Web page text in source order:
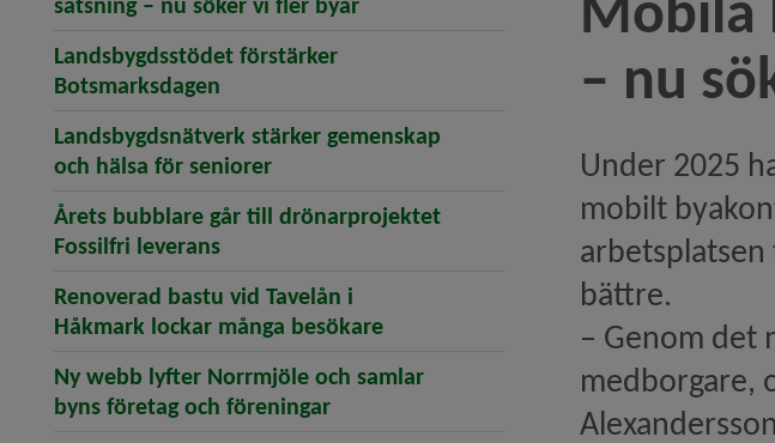
Landsbygdsstödet förstärker
Botsmarksdagen (öppnar artikeln Landsbygdsstödet förstärker
Landsbygdsnätverk stärker gemenskap
och hälsa för seniorer(öppnar artikeln Landsbygdsnätverk stärker
Årets bubblare går till drönarprojektet
Fossilfri leverans(öppnar artikeln Årets bubblare går till
Renoverad bastu vid Tavelån i
Håkmark lockar många besökare(öppnar artikeln Renoverad bastu vid
Ny webb lyfter Norrmjöle och samlar
byns företag och föreningar(öppnar artikeln Ny webb lyfter Norrmjöle
– nu
Under 2025
mobilt
arbetsplatsen
bättre.
– Genom det
medborgare,